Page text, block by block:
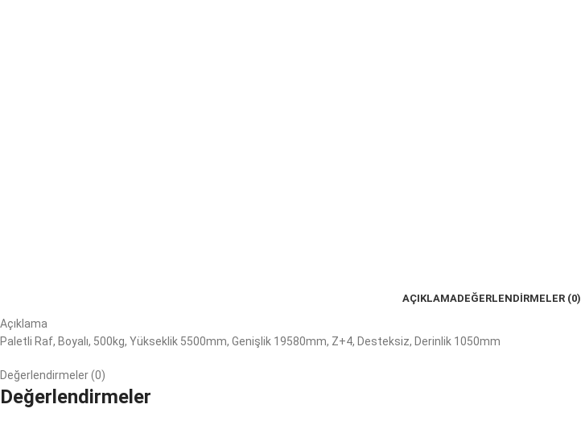
AÇIKLAMADEĞERLENDIRMELER (0)
Açıklama
Paletli Raf, Boyalı, 500kg, Yükseklik 5500mm, Genişlik 19580mm, Z+4, Desteksiz, Derinlik 1050mm
Değerlendirmeler (0)
Değerlendirmeler